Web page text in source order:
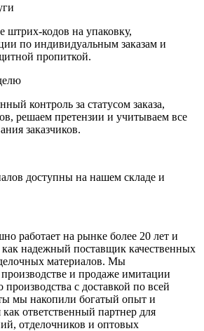
штрих-кодов на упаковку,
по индивидуальным заказам и
пропиткой.
контроль за статусом заказа,
решаем претензии и учитываем все
заказчиков.
доступны на нашем складе и
работает на рынке более 20 лет и
как надежный поставщик качественных
материалов. Мы
и продаже имитации
производства с доставкой по всей
мы накопили богатый опыт и
как ответственный партнер для
отделочников и оптовых